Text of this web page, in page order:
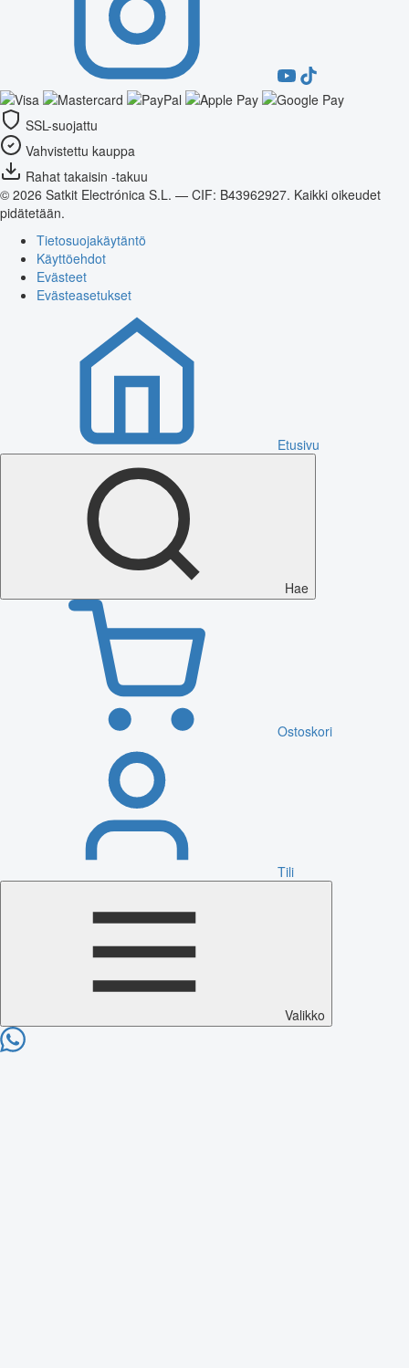
SSL-suojattu
Vahvistettu kauppa
Rahat takaisin -takuu
© 2026 Satkit Electrónica S.L. — CIF: B43962927. Kaikki oikeudet
pidätetään.
Tietosuojakäytäntö
Käyttöehdot
Evästeet
Evästeasetukset
Etusivu
Hae
Ostoskori
Tili
Valikko